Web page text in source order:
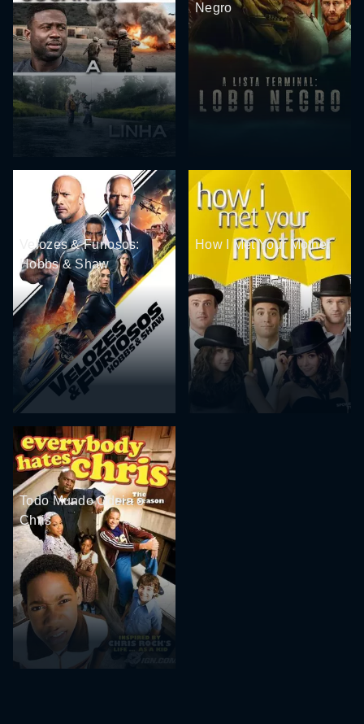
Negro
Velozes & Furiosos:
Hobbs & Shaw
How I Met Your Mother
Todo Mundo Odeia o
Chris